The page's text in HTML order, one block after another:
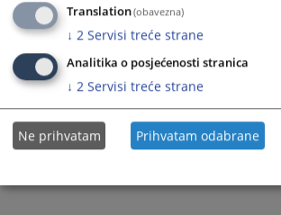
Translation(obavezna)
↓ 2 Servisi treće strane
Analitika o posjećenosti stranica
↓ 2 Servisi treće strane
Ne prihvatam Prihvatam odabrane